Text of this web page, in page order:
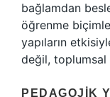
bağlamdan
öğrenme
yapıların
değil, toplumsal
PEDAGOJIK